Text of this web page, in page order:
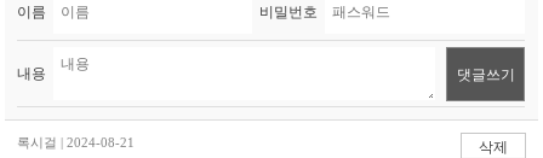
이름 비밀번호
내용 댓글쓰기
록시걸 | 2024-08-21
삭제